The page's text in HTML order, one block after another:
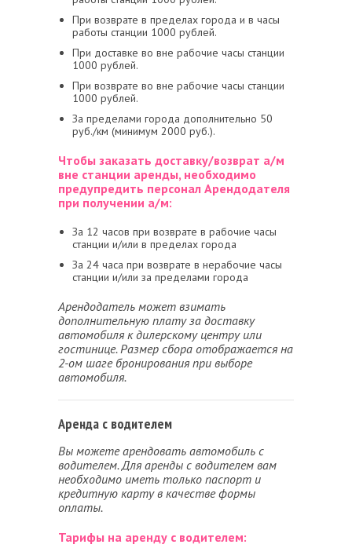
При возврате в пределах города и в часы
работы станции 1000 рублей.
При доставке во вне рабочие часы станции
1000 рублей.
При возврате во вне рабочие часы станции
1000 рублей.
За пределами города дополнительно 50
руб./км (минимум 2000 руб.).
Чтобы заказать доставку/возврат а/м
вне станции аренды, необходимо
предупредить персонал Арендодателя
при получении а/м:
За 12 часов при возврате в рабочие часы
станции и/или в пределах города
За 24 часа при возврате в нерабочие часы
станции и/или за пределами города
Арендодатель может взимать
дополнительную плату за доставку
автомобиля к дилерскому центру или
гостинице. Размер сбора отображается на
2-ом шаге бронирования при выборе
автомобиля.
Аренда с водителем
Вы можете арендовать автомобиль с
водителем. Для аренды с водителем вам
необходимо иметь только паспорт и
кредитную карту в качестве формы
оплаты.
Тарифы на аренду с водителем: